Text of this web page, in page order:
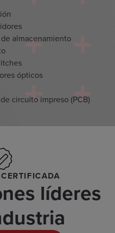
almacenamiento
ópticos
circuito impreso (PCB)
líderes